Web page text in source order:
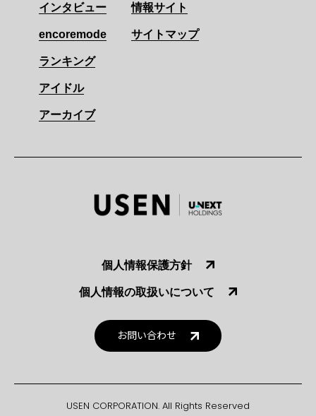
インタビュー
encoremode
ランキング
アイドル
アーカイブ
情報サイト
サイトマップ
個人情報保護方針
個人情報の取扱いについて
お問い合わせ
USEN CORPORATION. All Rights Reserved